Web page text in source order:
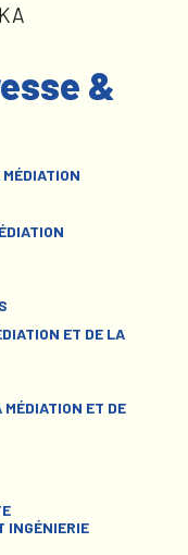
&
ET DE LA
ET DE
INGÉNIERIE